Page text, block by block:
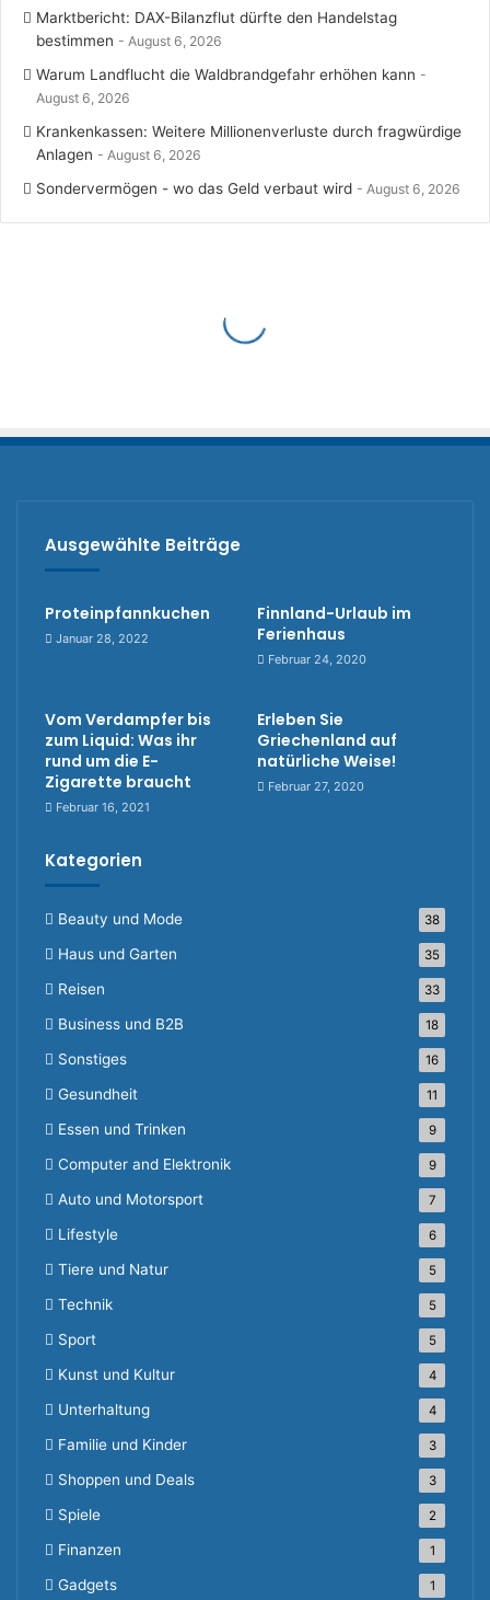
Marktbericht: DAX-Bilanzflut dürfte den Handelstag
bestimmen
August 6, 2026
Warum Landflucht die Waldbrandgefahr erhöhen kann
August 6, 2026
Krankenkassen: Weitere Millionenverluste durch fragwürdige
Anlagen
August 6, 2026
Sondervermögen - wo das Geld verbaut wird August 6, 2026
Ausgewählte Beiträge
Proteinpfannkuchen
Januar 28, 2022
Finnland-Urlaub im
Ferienhaus
Februar 24, 2020
Vom Verdampfer bis
zum Liquid: Was ihr
rund um die E-
Zigarette braucht
Februar 16, 2021
Erleben Sie
Griechenland auf
natürliche Weise!
Februar 27, 2020
Kategorien
Beauty und Mode 38
Haus und Garten 35
Reisen 33
Business und B2B 18
Sonstiges 16
Gesundheit 11
Essen und Trinken 9
Computer and Elektronik 9
Auto und Motorsport 7
Lifestyle 6
Tiere und Natur 5
Technik 5
Sport 5
Kunst und Kultur 4
Unterhaltung 4
Familie und Kinder 3
Shoppen und Deals 3
Spiele 2
Finanzen 1
Gadgets 1